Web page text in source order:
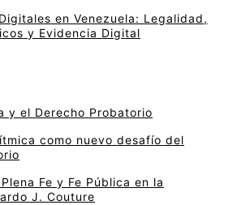
en Venezuela: Legalidad,
y Evidencia Digital
y el Derecho Probatorio
como nuevo desafío del
Fe y Fe Pública en la
J. Couture